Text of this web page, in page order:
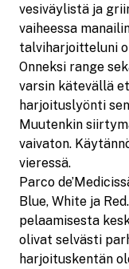
vesiväylistä ja
vaiheessa
talviharjoitteluni
Onneksi range
varsin kätevällä
harjoituslyönti
Muutenkin
vaivaton.
vieressä.
Parco
Blue, White ja
pelaamisesta
olivat selvästi
harjoituskentän